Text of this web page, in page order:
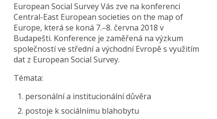
European Social Survey Vás zve na konferenci
Central-East European societies on the map of
Europe, která se koná 7.–8. června 2018 v
Budapešti. Konference je zaměřená na výzkum
společností ve střední a východní Evropě s využitím
dat z European Social Survey.
Témata:
personální a institucionální důvěra
postoje k sociálnímu blahobytu